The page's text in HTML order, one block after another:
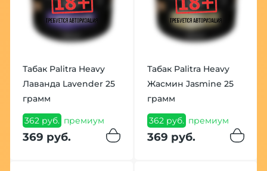
Табак Palitra Heavy
Лаванда Lavender 25
грамм
362 руб. премиум
369 руб.
Табак Palitra Heavy
Жасмин Jasmine 25
грамм
362 руб. премиум
369 руб.